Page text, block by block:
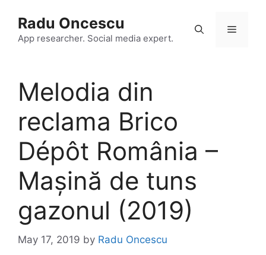
content
Radu Oncescu
App researcher. Social media expert.
Menu
Melodia din
reclama Brico
Dépôt România –
Mașină de tuns
gazonul (2019)
May 17, 2019 by Radu Oncescu